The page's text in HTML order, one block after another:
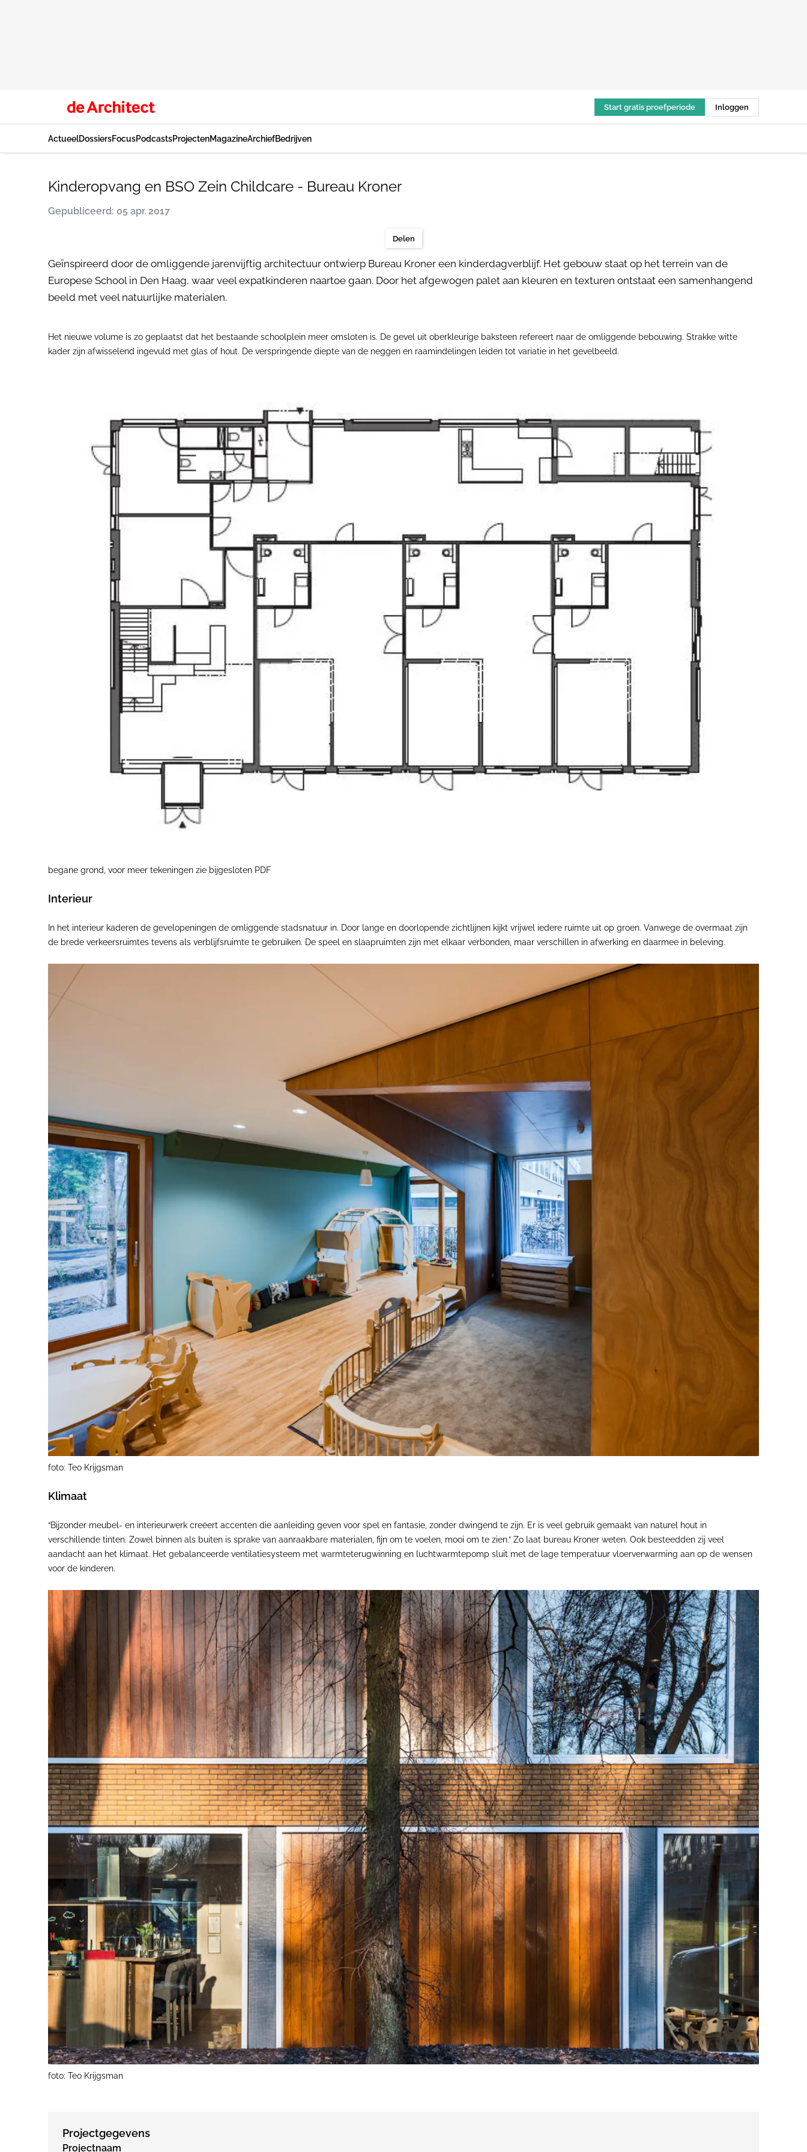
Start gratis proefperiode Inloggen
ActueelDossiersFocusPodcastsProjectenMagazineArchiefBedrijven
Kinderopvang en BSO Zein Childcare - Bureau Kroner
Gepubliceerd: 05 apr. 2017
Delen
Geïnspireerd door de omliggende jarenvijftig architectuur ontwierp Bureau Kroner een kinderdagverblijf. Het gebouw staat op het terrein van de
Europese School in Den Haag, waar veel expatkinderen naartoe gaan. Door het afgewogen palet aan kleuren en texturen ontstaat een samenhangend
beeld met veel natuurlijke materialen.
Het nieuwe volume is zo geplaatst dat het bestaande schoolplein meer omsloten is. De gevel uit oberkleurige baksteen refereert naar de omliggende bebouwing. Strakke witte
kader zijn afwisselend ingevuld met glas of hout. De verspringende diepte van de neggen en raamindelingen leiden tot variatie in het gevelbeeld.
begane grond, voor meer tekeningen zie bijgesloten PDF
Interieur
In het interieur kaderen de gevelopeningen de omliggende stadsnatuur in. Door lange en doorlopende zichtlijnen kijkt vrijwel iedere ruimte uit op groen. Vanwege de overmaat zijn
de brede verkeersruimtes tevens als verblijfsruimte te gebruiken. De speel en slaapruimten zijn met elkaar verbonden, maar verschillen in afwerking en daarmee in beleving.
foto: Teo Krijgsman
Klimaat
“Bijzonder meubel- en interieurwerk creëert accenten die aanleiding geven voor spel en fantasie, zonder dwingend te zijn. Er is veel gebruik gemaakt van naturel hout in
verschillende tinten. Zowel binnen als buiten is sprake van aanraakbare materialen, fijn om te voelen, mooi om te zien.” Zo laat bureau Kroner weten. Ook besteedden zij veel
aandacht aan het klimaat. Het gebalanceerde ventilatiesysteem met warmteterugwinning en luchtwarmtepomp sluit met de lage temperatuur vloerverwarming aan op de wensen
voor de kinderen.
foto: Teo Krijgsman
Projectgegevens
Projectnaam